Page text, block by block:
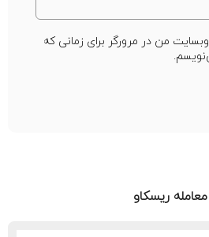
ریسکاو
من در مرورگر برای زمانی که